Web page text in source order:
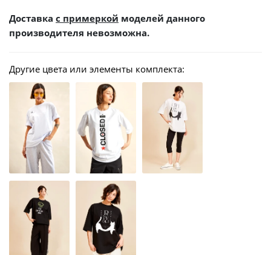
Доставка с примеркой моделей данного
производителя невозможна.
Другие цвета или элементы комплекта: